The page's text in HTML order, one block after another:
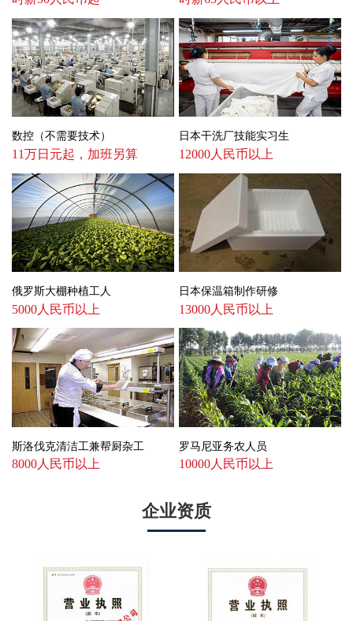
数控（不需要技术）
11万日元起，加班另算
日本干洗厂技能实习生
12000人民币以上
俄罗斯大棚种植工人
5000人民币以上
日本保温箱制作研修
13000人民币以上
斯洛伐克清洁工兼帮厨杂工
8000人民币以上
罗马尼亚务农人员
10000人民币以上
企业资质